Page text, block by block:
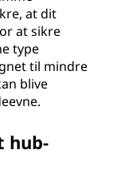
at dit
at sikre
type
til mindre
blive
hub-